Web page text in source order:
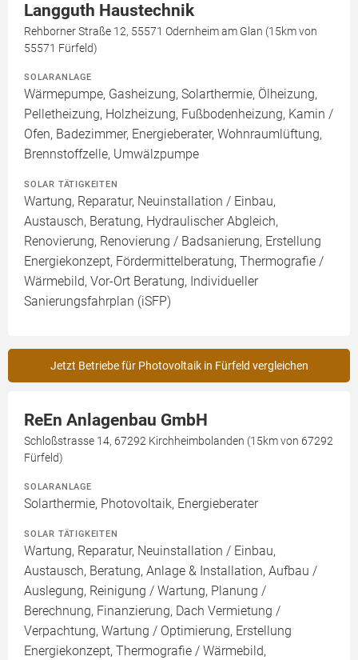
Langguth Haustechnik
Rehborner Straße 12, 55571 Odernheim am Glan (15km von
55571 Fürfeld)
SOLARANLAGE
Wärmepumpe, Gasheizung, Solarthermie, Ölheizung,
Pelletheizung, Holzheizung, Fußbodenheizung, Kamin /
Ofen, Badezimmer, Energieberater, Wohnraumlüftung,
Brennstoffzelle, Umwälzpumpe
SOLAR TÄTIGKEITEN
Wartung, Reparatur, Neuinstallation / Einbau,
Austausch, Beratung, Hydraulischer Abgleich,
Renovierung, Renovierung / Badsanierung, Erstellung
Energiekonzept, Fördermittelberatung, Thermografie /
Wärmebild, Vor-Ort Beratung, Individueller
Sanierungsfahrplan (iSFP)
Jetzt Betriebe für Photovoltaik in Fürfeld vergleichen
ReEn Anlagenbau GmbH
Schloßstrasse 14, 67292 Kirchheimbolanden (15km von 67292
Fürfeld)
SOLARANLAGE
Solarthermie, Photovoltaik, Energieberater
SOLAR TÄTIGKEITEN
Wartung, Reparatur, Neuinstallation / Einbau,
Austausch, Beratung, Anlage & Installation, Aufbau /
Auslegung, Reinigung / Wartung, Planung /
Berechnung, Finanzierung, Dach Vermietung /
Verpachtung, Wartung / Optimierung, Erstellung
Energiekonzept, Thermografie / Wärmebild,